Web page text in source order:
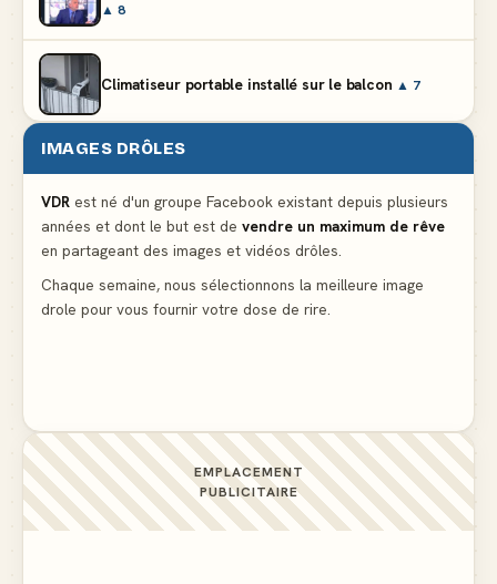
▲ 8
Climatiseur portable installé sur le balcon ▲ 7
Le mendiant revient avec un livre de cuisine ▲ 5
Ne pleure pas mon Martin, c'est juste du football
IMAGES DRÔLES
VDR est né d'un groupe Facebook existant depuis plusieurs
années et dont le but est de vendre un maximum de rêve
en partageant des images et vidéos drôles.
Chaque semaine, nous sélectionnons la meilleure image
drole pour vous fournir votre dose de rire.
EMPLACEMENT
PUBLICITAIRE